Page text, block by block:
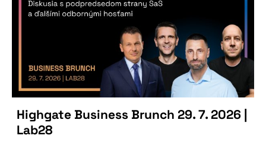
Highgate Business Brunch 29. 7. 2026 |
Lab28